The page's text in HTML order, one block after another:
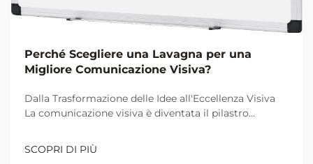
Perché Scegliere una Lavagna per una
Migliore Comunicazione Visiva?
Dalla Trasformazione delle Idee all'Eccellenza Visiva
La comunicazione visiva è diventata il pilastro
apprendimento efficaci negli ambienti lavorativi e
didattici moderni. Al centro di questa rivoluzione
SCOPRI DI PIÙ